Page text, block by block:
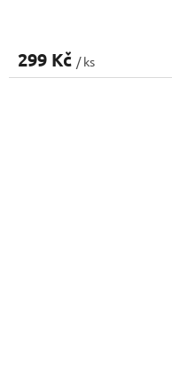
299 Kč / ks